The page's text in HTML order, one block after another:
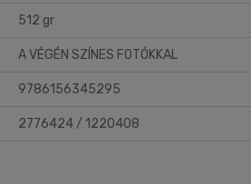
512 gr
A VÉGÉN SZÍNES FOTÓKKAL
9786156345295
2776424 / 1220408